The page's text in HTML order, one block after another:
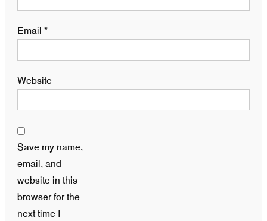
Email *
Website
Save my name,
email, and
website in this
browser for the
next time I